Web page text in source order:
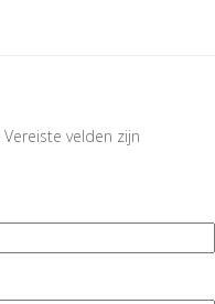
Vereiste velden zijn